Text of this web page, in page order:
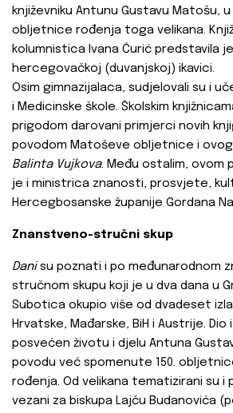
književniku Antunu Gustavu Matošu, u
obljetnice rođenja toga velikana.
kolumnistica Ivana Ćurić predstavila
hercegovačkoj (duvanjskoj) ikavici.
Osim gimnazijalaca, sudjelovali su i
i Medicinske škole. Školskim
prigodom darovani primjerci novih
povodom Matoševe obljetnice i
Balinta Vujkova. Među ostalim, ovom
je i ministrica znanosti, prosvjete,
Hercegbosanske županije Gordana
Znanstveno-stručni skup
Danisu poznati i po međunarodnom
stručnom skupu koji je u dva dana u
Subotica okupio više od dvadeset
Hrvatske, Mađarske, BiH i Austrije. Dio
posvećen životu i djelu Antuna
povodu već spomenute 150.
rođenja. Od velikana tematizirani su i
vezani za biskupa Lajču Budanovića